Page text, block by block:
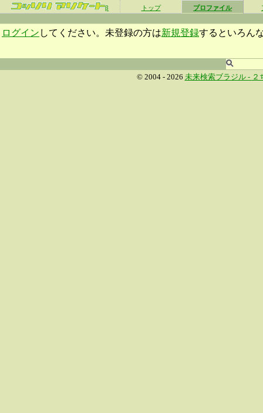
β トップ プロファイル
ログイン してください。未登録の方は新規登録するといろん
© 2004 - 2026 未来検索ブラジル - ２